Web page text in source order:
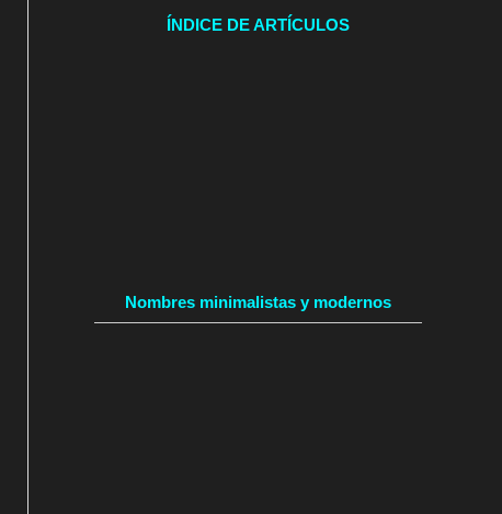
ÍNDICE DE ARTÍCULOS
Nombres minimalistas y modernos